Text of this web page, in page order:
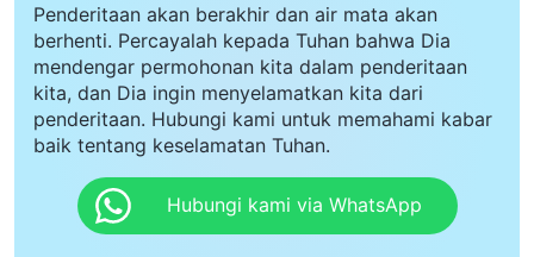
Penderitaan akan berakhir dan air mata akan
berhenti. Percayalah kepada Tuhan bahwa Dia
mendengar permohonan kita dalam penderitaan
kita, dan Dia ingin menyelamatkan kita dari
penderitaan. Hubungi kami untuk memahami kabar
baik tentang keselamatan Tuhan.
Hubungi kami via WhatsApp